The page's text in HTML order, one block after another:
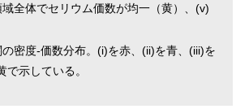
全体でセリウム価数が均一（黄）、(v)
密度-価数分布。(i)を赤、(ii)を青、(iii)を
で示している。